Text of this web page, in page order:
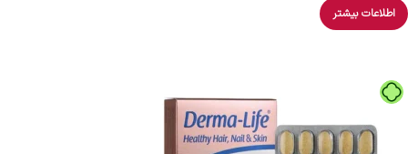
اطلاعات بیشتر